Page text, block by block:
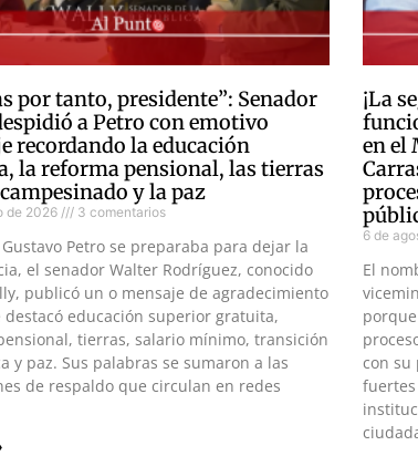
por tanto, presidente”: Senador
a Petro con emotivo
recordando la educación
la reforma pensional, las tierras
y la paz
de 2026 3 comentarios
Petro se preparaba para dejar la
el senador Walter Rodríguez, conocido
publicó un o mensaje de agradecimiento
destacó educación superior gratuita,
tierras, salario mínimo, transición
y paz. Sus palabras se sumaron a las
de respaldo que circulan en redes
¡La
en el
6 de
El
con su